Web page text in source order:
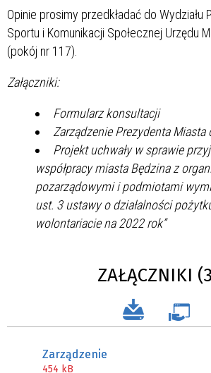
Opinie prosimy przedkładać do Wydziału
Sportu i Komunikacji Społecznej Urzędu
(pokój nr 117).
Załączniki:
Formularz konsultacji
Zarządzenie Prezydenta
Projekt uchwały w sprawie
współpracy miasta Będzina z
pozarządowymi i podmiotami
ust. 3 ustawy o działalności
wolontariacie na 2022 rok”
ZAŁĄCZNIKI
Zarządzenie
454 kB